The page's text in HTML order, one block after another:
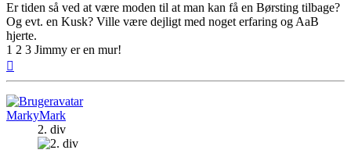
Er tiden så ved at være moden til at man kan få en Børsting tilbage?
Og evt. en Kusk? Ville være dejligt med noget erfaring og AaB
hjerte.
1 2 3 Jimmy er en mur!
MarkyMark
2. div